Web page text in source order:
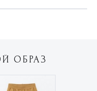
ОБРАЗ